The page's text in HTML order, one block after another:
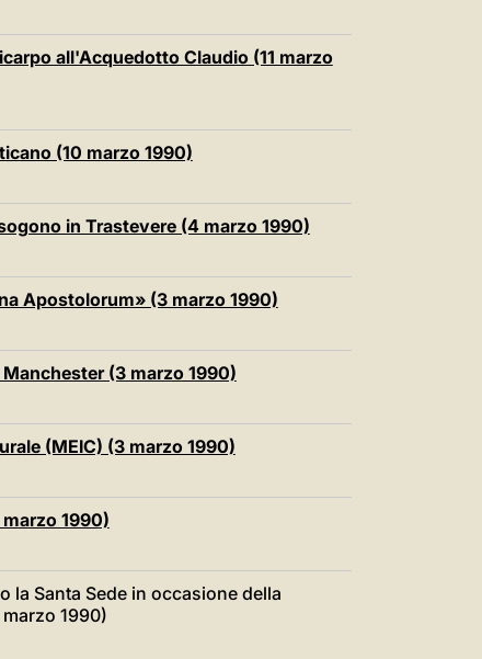
all'Acquedotto Claudio (11 marzo
(10 marzo 1990)
in Trastevere (4 marzo 1990)
Apostolorum» (3 marzo 1990)
(3 marzo 1990)
(MEIC) (3 marzo 1990)
1990)
la Santa Sede in occasione della
1990)